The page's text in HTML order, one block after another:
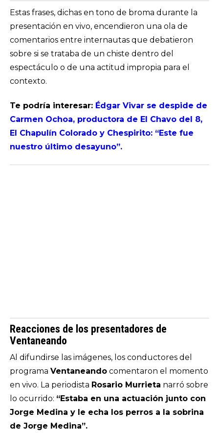
Estas frases, dichas en tono de broma durante la
presentación en vivo, encendieron una ola de
comentarios entre internautas que debatieron
sobre si se trataba de un chiste dentro del
espectáculo o de una actitud impropia para el
contexto.
Te podría interesar: Édgar Vivar se despide de
Carmen Ochoa, productora de El Chavo del 8,
El Chapulín Colorado y Chespirito: “Este fue
nuestro último desayuno”.
Reacciones de los presentadores de
Ventaneando
Al difundirse las imágenes, los conductores del
programa Ventaneando comentaron el momento
en vivo. La periodista Rosario Murrieta narró sobre
lo ocurrido: “Estaba en una actuación junto con
Jorge Medina y le echa los perros a la sobrina
de Jorge Medina”.